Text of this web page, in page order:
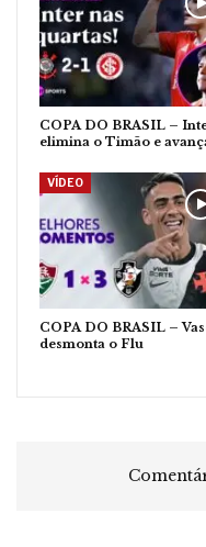
COPA DO BRASIL –
elimina o Timão e
VÍDEO
COPA DO BRASIL –
desmonta o Flu